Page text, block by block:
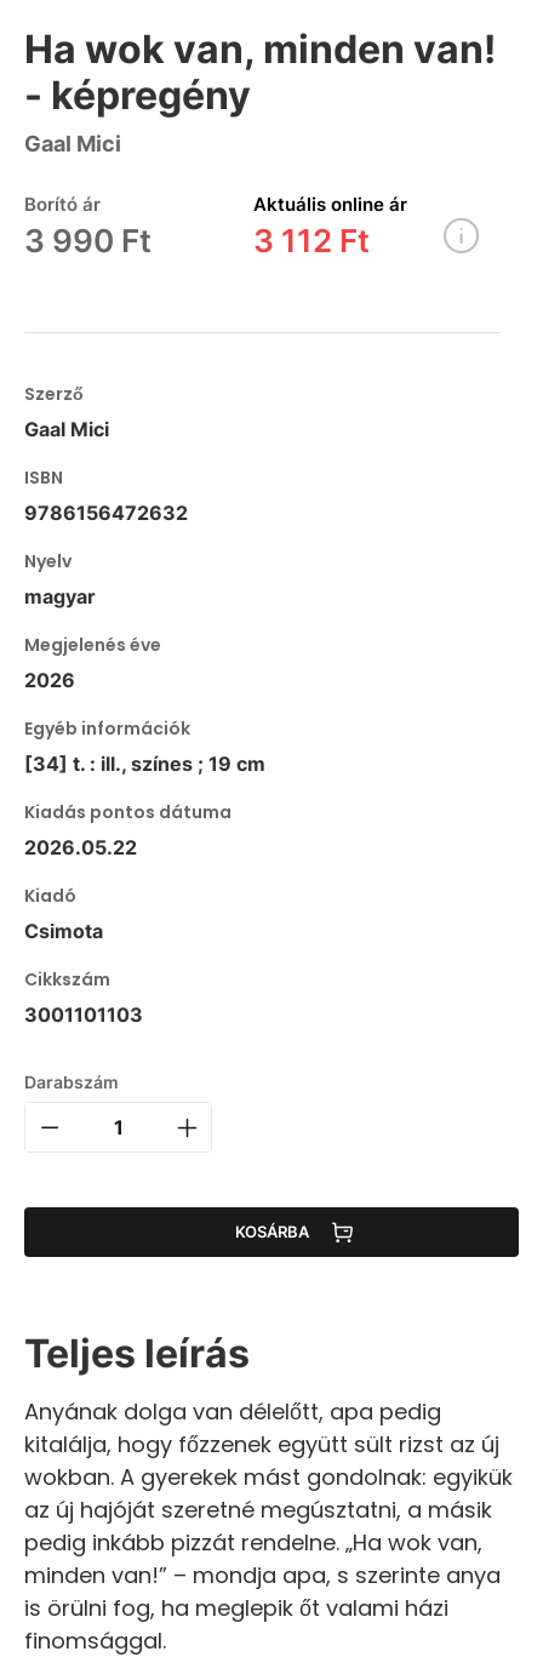
Ha wok van, minden van!
- képregény
Gaal Mici
Borító ár
3 990 Ft
Aktuális online ár
3 112 Ft
Szerző
Gaal Mici
ISBN
9786156472632
Nyelv
magyar
Megjelenés éve
2026
Egyéb információk
[34] t. : ill., színes ; 19 cm
Kiadás pontos dátuma
2026.05.22
Kiadó
Csimota
Cikkszám
3001101103
Darabszám
KOSÁRBA
Teljes leírás
Anyának dolga van délelőtt, apa pedig
kitalálja, hogy főzzenek együtt sült rizst az új
wokban. A gyerekek mást gondolnak: egyikük
az új hajóját szeretné megúsztatni, a másik
pedig inkább pizzát rendelne. „Ha wok van,
minden van!” – mondja apa, s szerinte anya
is örülni fog, ha meglepik őt valami házi
finomsággal.